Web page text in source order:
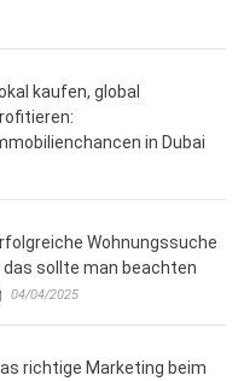
kaufen, global
in Dubai
Wohnungssuche
das sollte man beachten
04/04/2025
richtige Marketing beim